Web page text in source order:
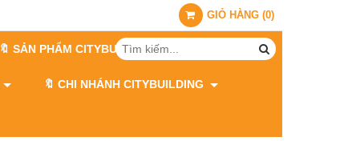
GIỎ HÀNG (0)
🔖 SẢN PHẨM CITYBUILDING
🔖 CHI NHÁNH CITYBUILDING